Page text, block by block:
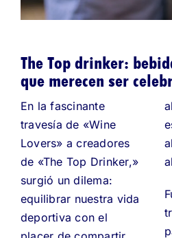
The Top drinker:
que merecen ser
En la fascinante
travesía de «Wine
Lovers» a creadores
de «The Top Drinker,»
surgió un dilema:
equilibrar nuestra vida
deportiva con el